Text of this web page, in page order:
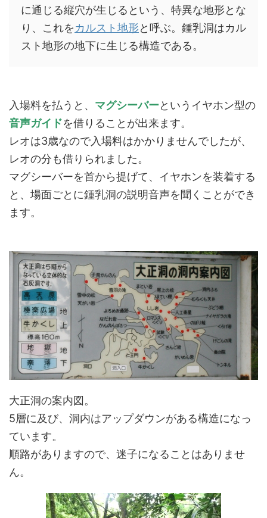
に通じる縦穴が生じるという、特異な地形とな
り、これをカルスト地形と呼ぶ。鍾乳洞はカル
スト地形の地下に生じる構造である。
入場料を払うと、 マグシーバーというイヤホン型の
音声ガイドを借りることが出来ます。
レオは3歳なので入場料はかかりませんでしたが、
レオの分も借りられました。
マグシーバーを首から提げて、イヤホンを装着する
と、場面ごとに鍾乳洞の説明音声を聞くことができ
ます。
大正洞の案内図。
5層に及び、洞内はアップダウンがある構造になっ
ています。
順路がありますので、迷子になることはありませ
ん。